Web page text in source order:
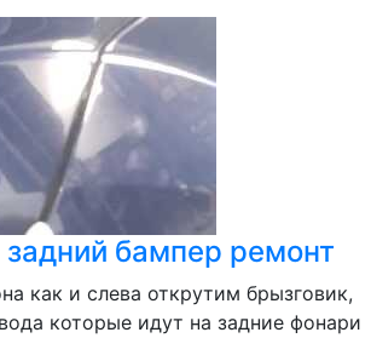
задний бампер ремонт
как и слева открутим брызговик,
которые идут на задние фонари